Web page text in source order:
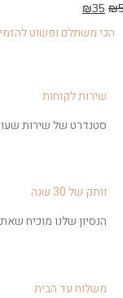
₪35
הכי משתלם ופשוט
שירות לקוחות
סטנדרט של שירות
וותק של 30 שנה
הנסיון שלנו מוכיח
משלוח עד הבית